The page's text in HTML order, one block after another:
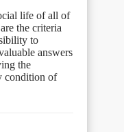
life of all of
the criteria
to
answers
the
condition of